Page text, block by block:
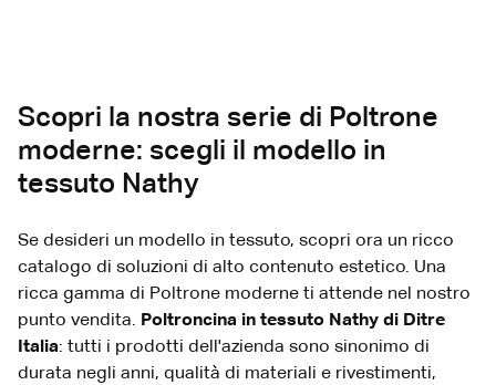
Scopri la nostra serie di Poltrone
moderne: scegli il modello in
tessuto Nathy
Se desideri un modello in tessuto, scopri ora un ricco
catalogo di soluzioni di alto contenuto estetico. Una
ricca gamma di Poltrone moderne ti attende nel nostro
punto vendita. Poltroncina in tessuto Nathy di Ditre
Italia: tutti i prodotti dell'azienda sono sinonimo di
durata negli anni, qualità di materiali e rivestimenti,